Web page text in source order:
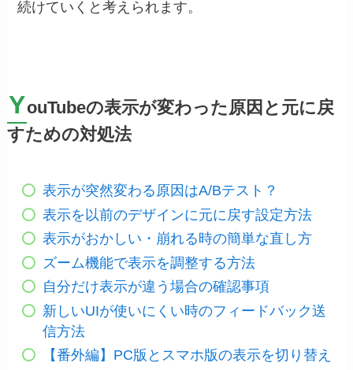
続けていくと考えられます。
YouTubeの表示が変わった原因と元に戻
すための対処法
表示が突然変わる原因はA/Bテスト？
表示を以前のデザインに元に戻す設定方法
表示がおかしい・崩れる時の簡単な直し方
ズーム機能で表示を調整する方法
自分だけ表示が違う場合の確認事項
新しいUIが使いにくい時のフィードバック送
信方法
【番外編】PC版とスマホ版の表示を切り替え